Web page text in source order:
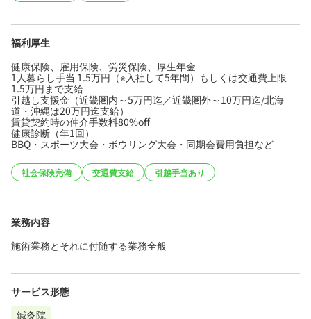
福利厚生
健康保険、雇用保険、労災保険、厚生年金
1人暮らし手当 1.5万円（※入社して5年間）もしくは交通費上限
1.5万円まで支給
引越し支援金（近畿圏内～5万円迄／近畿圏外～10万円迄/北海
道・沖縄は20万円迄支給）
賃貸契約時の仲介手数料80%off
健康診断（年1回）
BBQ・スポーツ大会・ボウリング大会・同期会費用負担など
社会保険完備 交通費支給 引越手当あり
業務内容
施術業務とそれに付随する業務全般
サービス形態
鍼灸院